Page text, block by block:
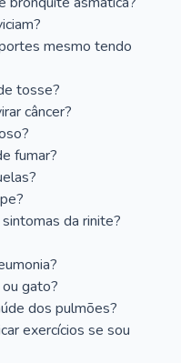
mesmo tendo
tosse?
câncer?
fumar?
da rinite?
gato?
dos pulmões?
exercícios se sou